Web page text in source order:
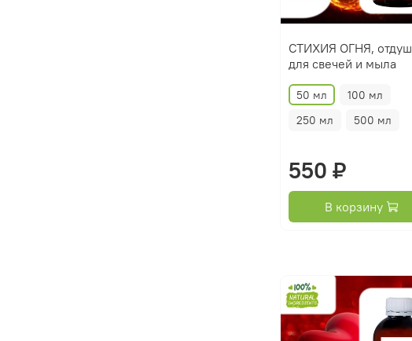
СТИХИЯ ОГНЯ,
для свечей и мыла
50 мл
100 мл
250 мл
500 мл
550 ₽
В корзину